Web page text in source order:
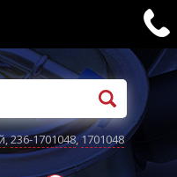
,236-1701048,1701048